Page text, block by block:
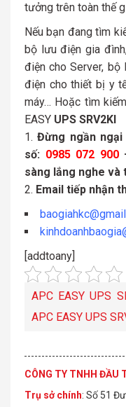
tưởng trên toàn thế
Nếu bạn đang tìm
bộ lưu điện gia
điện cho Server,
điện cho thiết bị y
máy… Hoặc tìm
EASY UPS SRV2KI
Đừng ngần ngại
số: 0985 072 900
sàng lắng nghe và
Email tiếp nhận
[addtoany]
APC EASY UPS
APC EASY UPS
CÔNG TY TNHH ĐẦU
Trụ sở chính: Số 51